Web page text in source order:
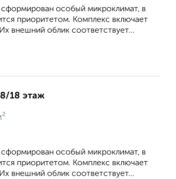
сформирован особый микроклимат, в
приоритетом. Комплекс включает
внешний облик соответствует...
18 этаж
сформирован особый микроклимат, в
приоритетом. Комплекс включает
внешний облик соответствует...